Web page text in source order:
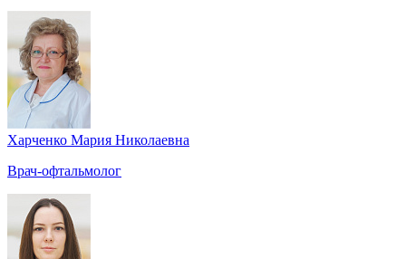
Харченко Мария Николаевна
Врач-офтальмолог